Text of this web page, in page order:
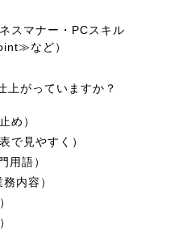
スマナー・PCスキル
など）
上がっていますか？
め）
で見やすく）
用語）
内容）